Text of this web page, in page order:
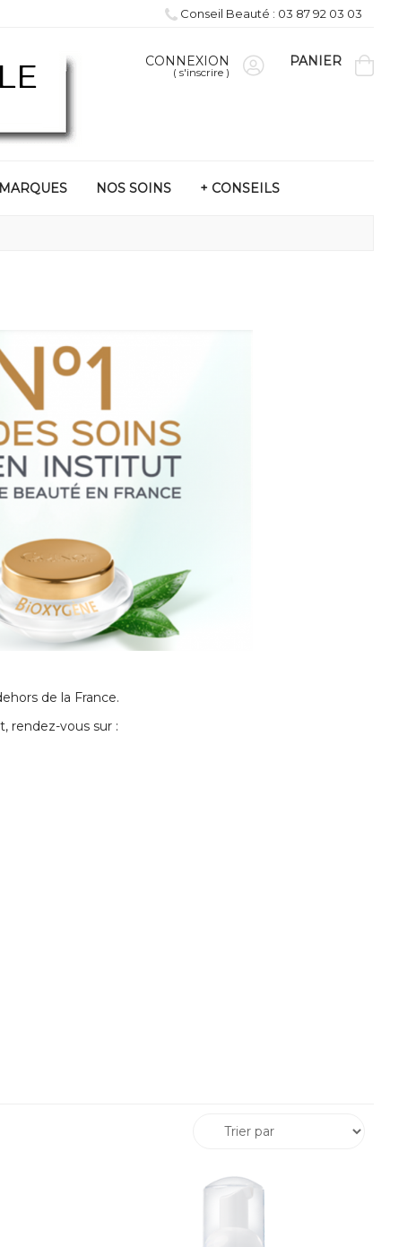
CONNEXION
( s'inscrire )
PANIER
MARQUES NOS SOINS + CONSEILS
de la France.
rendez-vous sur :
Conseil Beauté : 03 87 92 03 03